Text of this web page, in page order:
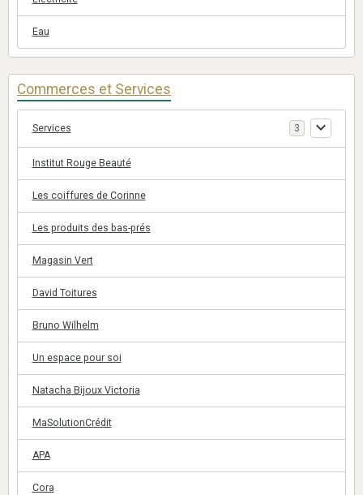
Eau
Commerces et Services
Services 3
Institut Rouge Beauté
Les coiffures de Corinne
Les produits des bas-prés
Magasin Vert
David Toitures
Bruno Wilhelm
Un espace pour soi
Natacha Bijoux Victoria
MaSolutionCrédit
APA
Cora